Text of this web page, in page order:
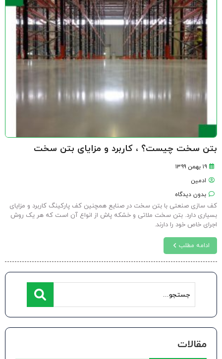
بتن سخت چیست؟ ، کاربرد و مزایای بتن سخت
۱۹ بهمن ۱۳۹۹
ادمین
بدون دیدگاه
کف سازی صنعتی با بتن سخت در صنایع همچنین کف پارکینگ کاربرد و مزایای
بسیاری دارد. بتن سخت ملاتی و خشکه پاش از انواع آن است که هر یک روش
اجرای خاص خود را دارند.
ادامه مطلب
مقالات